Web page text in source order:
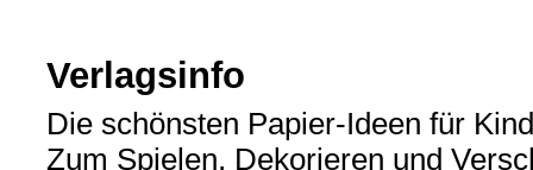
Verlagsinfo
Die schönsten Papier-Ideen für
Zum Spielen, Dekorieren und